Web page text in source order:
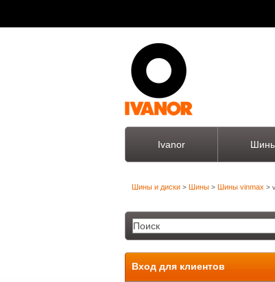
Ivanor
Шины и диски > Шины > Шины vinmax >
Вход для клиентов